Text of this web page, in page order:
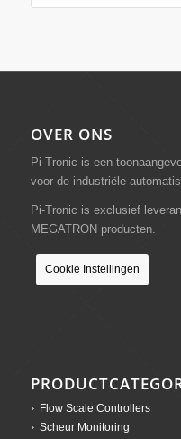
OVER ONS
Pi-Tronic is een
voor de industriële
Pi-Tronic is exclusief
MEGATRON producten.
Cookie Instellingen
Flow Scale Controllers
Scheur Monitoring